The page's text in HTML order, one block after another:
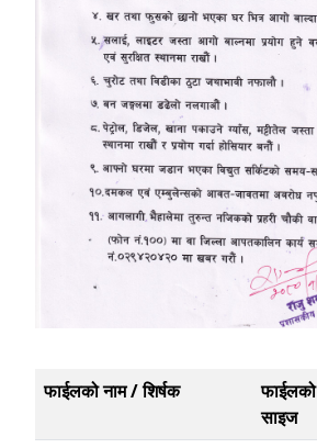
फाईलको नाम / शिर्षक
फाईलको
साइज